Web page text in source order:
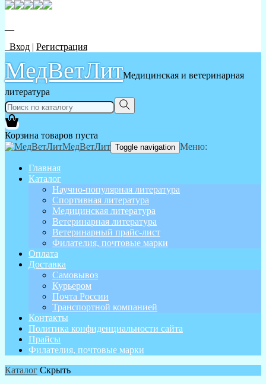
Вход | Регистрация
МедВетЛитМедицинская и ветеринарная
литература
Корзина товаров пуста
МедВетЛит Toggle navigation Меню:
Главная
Каталог
Научно-популярная литература
Спортивная литература
Медицинская литература
Ветеринарная литература
Ветеринарный прайс-лист
Филателия, почтовые марки
Оплата
Доставка
Самовывоз
Курьером
Почта России
Транспортной компанией
Контакты
Политика конфиденциальности сайта
Прайсы
Филателия, почтовые марки
Каталог Скрыть